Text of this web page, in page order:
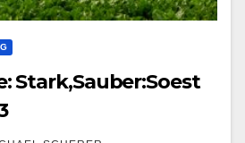
Stark,Sauber:Soest